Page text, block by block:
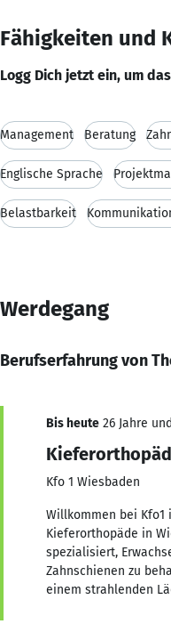
Fähigkeiten und
Logg Dich jetzt ein, um
Management Beratung
Englische Sprache
Belastbarkeit
Werdegang
Berufserfahrung von
Bis heute 26 Jahre
Kfo 1 Wiesbaden
Willkommen bei Kfo1
Kieferorthopäde in
spezialisiert,
Zahnschienen zu
einem strahlenden